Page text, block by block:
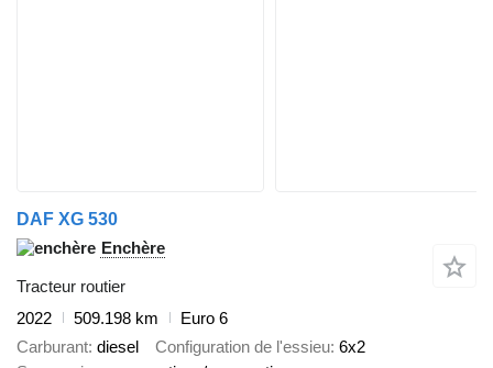
DAF XG 530
Enchère
Tracteur routier
2022
509.198 km
Euro 6
Carburant diesel Configuration de l'essieu 6x2